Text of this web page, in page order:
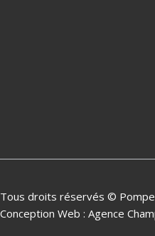
Tous droits réservés ©
Conception Web : Agence